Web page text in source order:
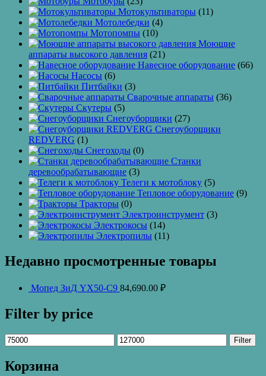
Мотокультиваторы (11)
Мотолебедки (4)
Мотопомпы (10)
Моющие
аппараты высокого давления (21)
Навесное оборудование (66)
Насосы (6)
Питбайки (3)
Сварочные аппараты (36)
Скутеры (5)
Снегоуборщики (27)
Снегоуборщики
REDVERG (1)
Снегоходы (0)
Станки
деревообрабатывающие (3)
Телеги к мотоблоку (5)
Тепловое оборудование (9)
Тракторы (0)
Электроинструмент (3)
Электрокосы (14)
Электропилы (11)
Недавно просмотренные товары
Мопед ЗиД YX50-C9 84,690.00 ₽
Filter by price
Filter
Корзина